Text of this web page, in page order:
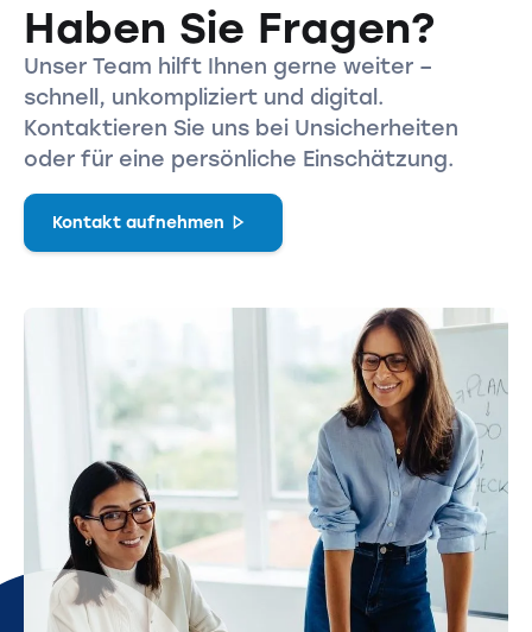
Haben Sie Fragen?
Unser Team hilft Ihnen gerne weiter –
schnell, unkompliziert und digital.
Kontaktieren Sie uns bei Unsicherheiten
oder für eine persönliche Einschätzung.
Kontakt aufnehmen